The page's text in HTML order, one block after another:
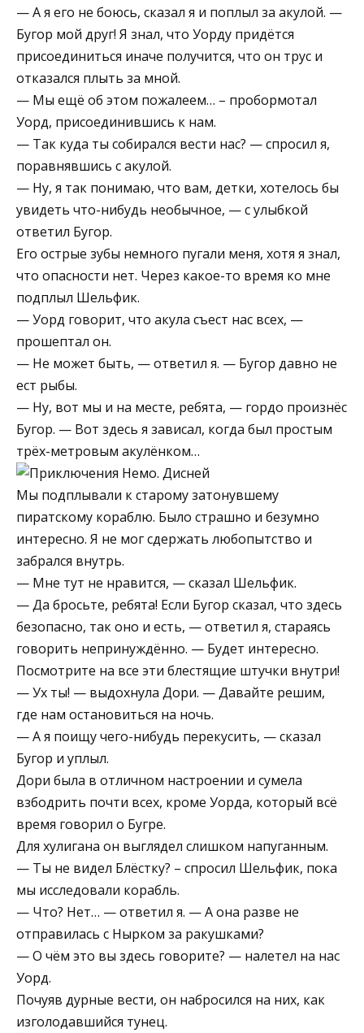
— А я его не боюсь, сказал я и поплыл за акулой. —
Бугор мой друг! Я знал, что Уорду придётся
присоединиться иначе получится, что он трус и
отказался плыть за мной.
— Мы ещё об этом пожалеем… – пробормотал
Уорд, присоединившись к нам.
— Так куда ты собирался вести нас? — спросил я,
поравнявшись с акулой.
— Ну, я так понимаю, что вам, детки, хотелось бы
увидеть что-нибудь необычное, — с улыбкой
ответил Бугор.
Его острые зубы немного пугали меня, хотя я знал,
что опасности нет. Через какое-то время ко мне
подплыл Шельфик.
— Уорд говорит, что акула съест нас всех, —
прошептал он.
— Не может быть, — ответил я. — Бугор давно не
ест рыбы.
— Ну, вот мы и на месте, ребята, — гордо произнёс
Бугор. — Вот здесь я зависал, когда был простым
трёх-метровым акулёнком…
Мы подплывали к старому затонувшему
пиратскому кораблю. Было страшно и безумно
интересно. Я не мог сдержать любопытство и
забрался внутрь.
— Мне тут не нравится, — сказал Шельфик.
— Да бросьте, ребята! Если Бугор сказал, что здесь
безопасно, так оно и есть, — ответил я, стараясь
говорить непринуждённо. — Будет интересно.
Посмотрите на все эти блестящие штучки внутри!
— Ух ты! — выдохнула Дори. — Давайте решим,
где нам остановиться на ночь.
— А я поищу чего-нибудь перекусить, — сказал
Бугор и уплыл.
Дори была в отличном настроении и сумела
взбодрить почти всех, кроме Уорда, который всё
время говорил о Бугре.
Для хулигана он выглядел слишком напуганным.
— Ты не видел Блёстку? – спросил Шельфик, пока
мы исследовали корабль.
— Что? Нет… — ответил я. — А она разве не
отправилась с Нырком за ракушками?
— О чём это вы здесь говорите? — налетел на нас
Уорд.
Почуяв дурные вести, он набросился на них, как
изголодавшийся тунец.